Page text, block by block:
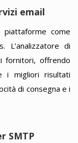
email
piattaforme come
L’analizzatore di
fornitori, offrendo
i migliori risultati
di consegna e i
SMTP